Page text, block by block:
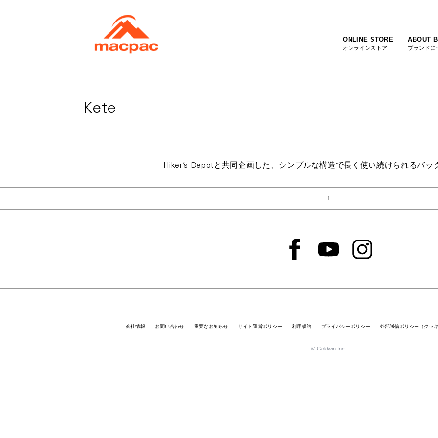
ONLINE STORE
オンラインストア
ABOUT
ブランドに
Kete
Hiker’s Depotと共同企画した、シンプルな構造で長く使い続けられるバッ
↑
会社情報 お問い合わせ 重要なお知らせ サイト運営ポリシー 利用規約 プライバシーポリシー 外部送信ポリシー（クッキ
© Goldwin Inc.